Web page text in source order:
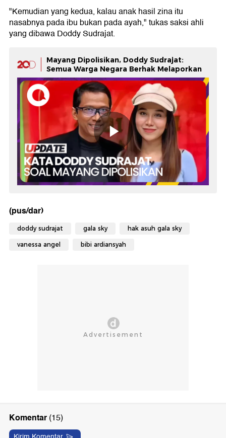
"Kemudian yang kedua, kalau anak hasil zina itu
nasabnya pada ibu bukan pada ayah," tukas saksi ahli
yang dibawa Doddy Sudrajat.
Mayang Dipolisikan, Doddy Sudrajat:
Semua Warga Negara Berhak Melaporkan
(pus/dar)
doddy sudrajat gala sky hak asuh gala sky
vanessa angel bibi ardiansyah